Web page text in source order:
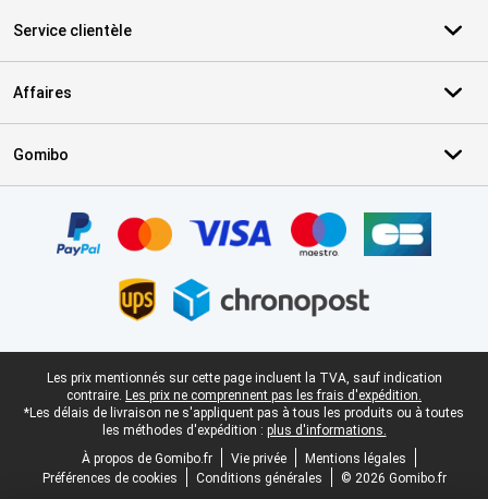
Service clientèle
Affaires
Gomibo
Pied-de-page légal
Les prix mentionnés sur cette page incluent la TVA, sauf indication
contraire. Les prix ne comprennent pas les frais d'expédition.
*Les délais de livraison ne s'appliquent pas à tous les produits ou à toutes
les méthodes d'expédition : plus d'informations.
À propos de Gomibo.fr
Vie privée
Mentions légales
Préférences de cookies
Conditions générales © 2026 Gomibo.fr